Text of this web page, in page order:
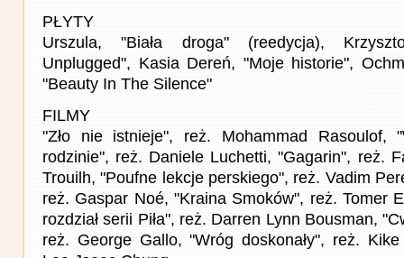
PŁYTY
Urszula, "Biała droga" (reedycja),
Unplugged", Kasia Dereń, "Moje historie",
"Beauty In The Silence"
FILMY
"Zło nie istnieje", reż. Mohammad Rasoulof,
rodzinie", reż. Daniele Luchetti, "Gagarin", reż.
Trouilh, "Poufne lekcje perskiego", reż. Vadim
reż. Gaspar Noé, "Kraina Smoków", reż. Tomer
rozdział serii Piła", reż. Darren Lynn Bousman,
reż. George Gallo, "Wróg doskonały", reż.